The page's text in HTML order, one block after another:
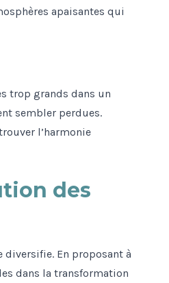
apaisantes qui
trop grands dans un
sembler perdues.
l’harmonie
des
diversifie. En proposant à
dans la transformation